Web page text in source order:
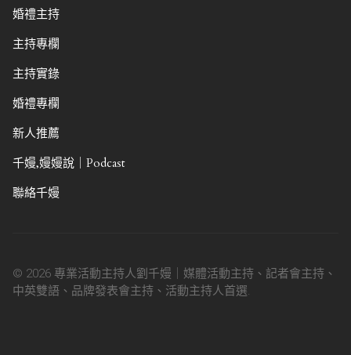
婚禮主持
主持專欄
主持實錄
婚禮專欄
新人推薦
千嫚,嫚嫚說｜Podcast
聯絡千嫚
© 2026 專業活動主持人劉千嫚｜媒體活動主持、記者會主持、
中英雙語、品牌發表會主持、活動主持人首選.